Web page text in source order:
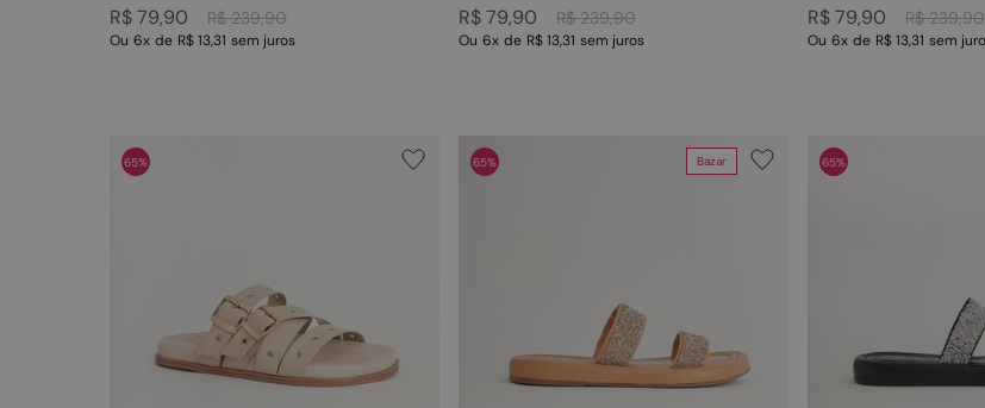
R$ 239,90
R$79,90
Ou 6x de R$ 13,31 sem juros
R$ 239,90
R$79,90
Ou 6x de R$ 13,31 sem juros
R$ 239,90
R$79,90
Ou 6x de R$ 13,31 sem
65% Bazar
65% 65%